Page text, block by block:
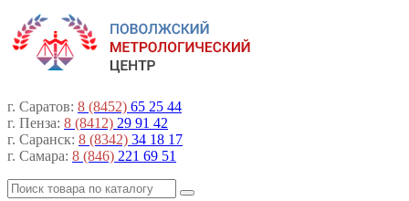
г. Саратов: 8 (8452) 65 25 44
г. Пенза: 8 (8412) 29 91 42
г. Саранск: 8 (8342) 34 18 17
г. Самара: 8 (846) 221 69 51